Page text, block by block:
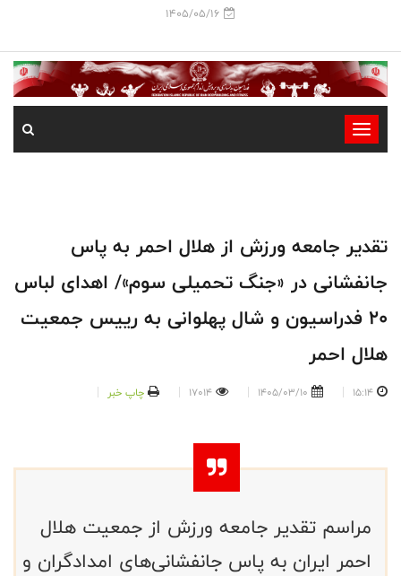
1405/05/16
-
-
-
تقدیر جامعه ورزش از هلال احمر به پاس
جانفشانی در «جنگ تحمیلی سوم»/ اهدای لباس
20 فدراسیون و شال پهلوانی به رییس جمعیت
هلال احمر
15:14
1405/03/10
17014 چاپ خبر
مراسم تقدیر جامعه ورزش از جمعیت هلال
احمر ایران به پاس جانفشانی‌های امدادگران و